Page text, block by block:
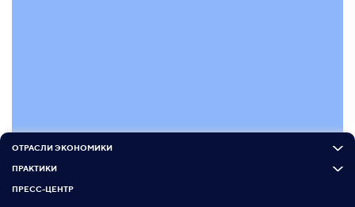
ОТРАСЛИ ЭКОНОМИКИ
ПРАКТИКИ
ПРЕСС-ЦЕНТР